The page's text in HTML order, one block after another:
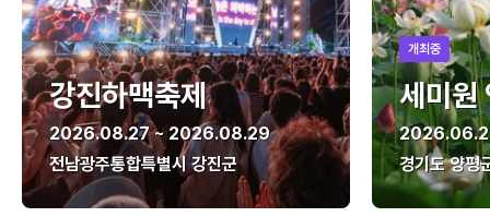
강진하맥축제
2026.08.27 ~ 2026.08.29
전남광주통합특별시 강진군
개최중
세미원
경기도 양평